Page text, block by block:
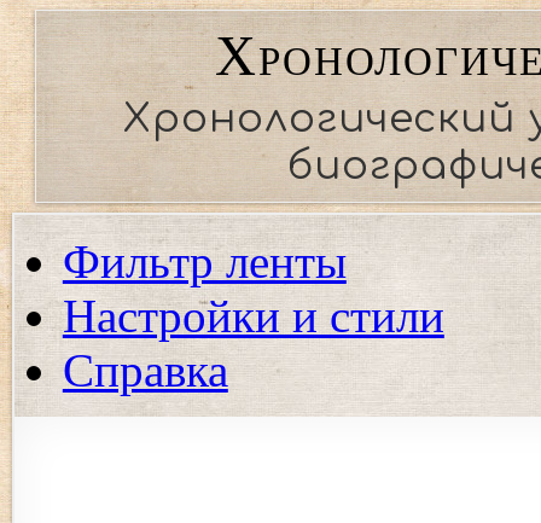
Фильтр ленты
Настройки и стили
Справка
события региона